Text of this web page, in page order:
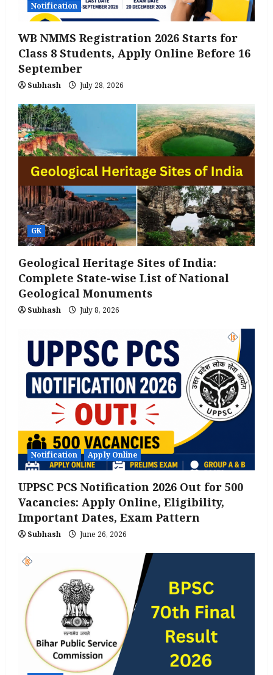
Notification
WB NMMS Registration 2026 Starts for
Class 8 Students, Apply Online Before 16
September
Subhash July 28, 2026
GK
Geological Heritage Sites of India:
Complete State-wise List of National
Geological Monuments
Subhash July 8, 2026
Notification Apply Online
UPPSC PCS Notification 2026 Out for 500
Vacancies: Apply Online, Eligibility,
Important Dates, Exam Pattern
Subhash June 26, 2026